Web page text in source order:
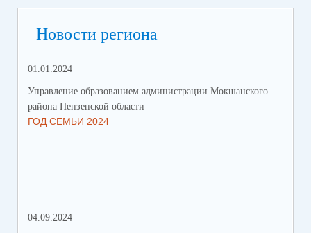
Новости региона
01.01.2024
Управление образованием администрации Мокшанского
района Пензенской области
ГОД СЕМЬИ 2024
04.09.2024